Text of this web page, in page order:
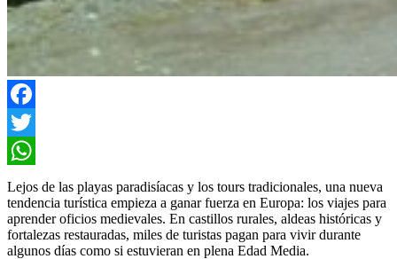
Facebook
Twitter
WhatsApp
Lejos de las playas paradisíacas y los tours tradicionales, una nueva
tendencia turística empieza a ganar fuerza en Europa: los viajes para
aprender oficios medievales. En castillos rurales, aldeas históricas y
fortalezas restauradas, miles de turistas pagan para vivir durante
algunos días como si estuvieran en plena Edad Media.